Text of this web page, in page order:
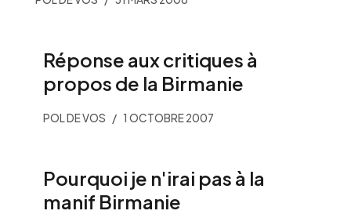
Réponse aux critiques à
propos de la Birmanie
POL DE VOS 1 OCTOBRE 2007
Pourquoi je n'irai pas à la
manif Birmanie